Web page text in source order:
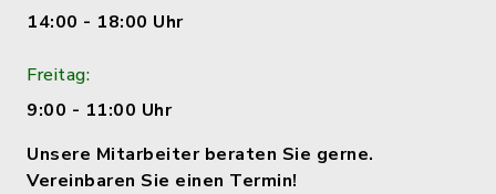
14:00 - 18:00 Uhr
Freitag:
9:00 - 11:00 Uhr
Unsere Mitarbeiter beraten Sie gerne.
Vereinbaren Sie einen Termin!